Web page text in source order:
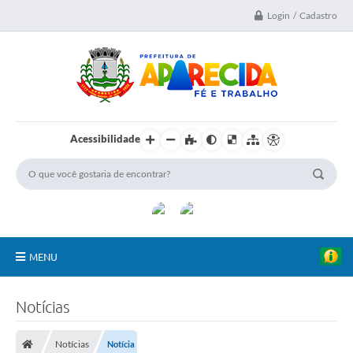
Login / Cadastro
Acessibilidade
MENU
Notícias
Notícias Notícia